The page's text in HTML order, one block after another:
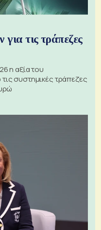
τις τράπεζες
η αξία του
συστημικές τράπεζες